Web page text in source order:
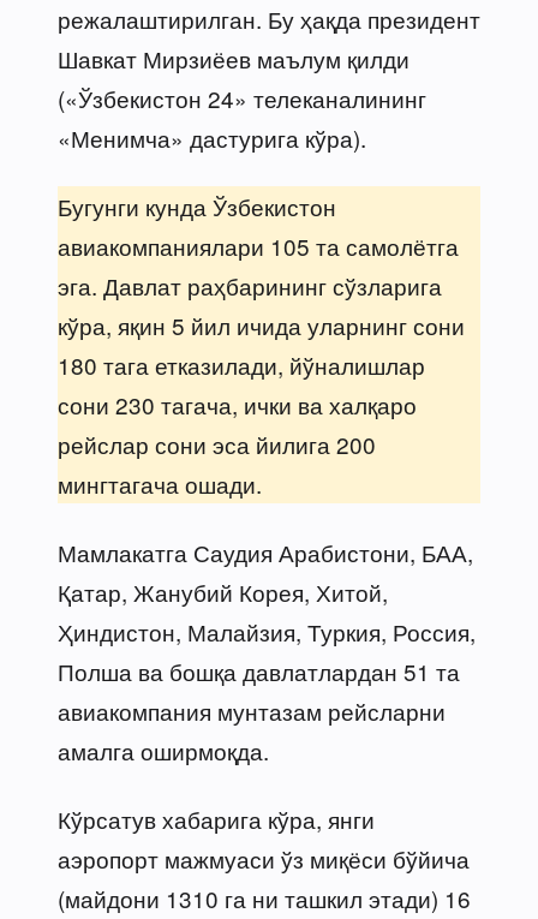
режалаштирилган. Бу ҳақда президент
Шавкат Мирзиёев маълум қилди
(«Ўзбекистон 24» телеканалининг
«Менимча» дастурига кўра).
Бугунги кунда Ўзбекистон
авиакомпаниялари 105 та самолётга
эга. Давлат раҳбарининг сўзларига
кўра, яқин 5 йил ичида уларнинг сони
180 тага етказилади, йўналишлар
сони 230 тагача, ички ва халқаро
рейслар сони эса йилига 200
мингтагача ошади.
Мамлакатга Саудия Арабистони, БАА,
Қатар, Жанубий Корея, Хитой,
Ҳиндистон, Малайзия, Туркия, Россия,
Полша ва бошқа давлатлардан 51 та
авиакомпания мунтазам рейсларни
амалга оширмоқда.
Кўрсатув хабарига кўра, янги
аэропорт мажмуаси ўз миқёси бўйича
(майдони 1310 га ни ташкил этади) 16